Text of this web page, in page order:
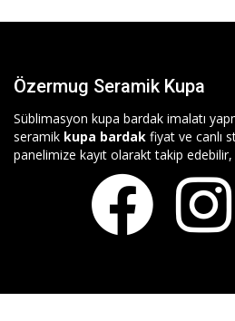
Özermug Seramik Kupa
Süblimasyon kupa bardak imalatı
seramik kupa bardak fiyat ve canlı
panelimize kayıt olarakt takip